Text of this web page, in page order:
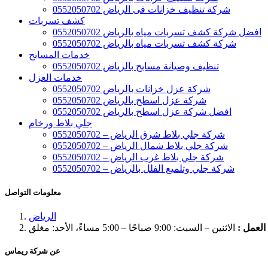
شركة تنظيف خزانات فى الرياض 0552050702
كشف تسربات
افضل شركة كشف تسربات مياه بالرياض 0552050702
شركة كشف تسربات مياه بالرياض 0552050702
خدمات المسابح
تنظيف وصيانة مسابح بالرياض 0552050702
خدمات العزل
شركة عزل خزانات بالرياض 0552050702
شركة عزل اسطح بالرياض 0552050702
افضل شركة عزل اسطح بالرياض 0552050702
جلي بلاط ورخام
شركة جلي بلاط شرق الرياض – 0552050702
شركة جلي بلاط شمال الرياض – 0552050702
شركة جلي بلاط غرب الرياض – 0552050702
شركة جلي وتلميع الفلل بالرياض – 0552050702
معلومات التواصل
الرياض
: الاثنين – السبت: 9:00 صباحًا – 5:00 مساءً، الأحد: مغلق
عن شركة ريماس